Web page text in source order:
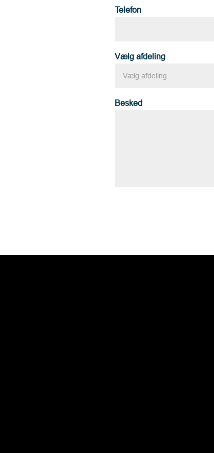
Telefon
Vælg afdeling
Besked